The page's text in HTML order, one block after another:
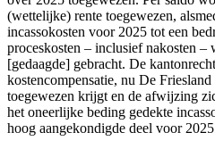
(wettelijke) rente toegewezen,
incassokosten voor 2025 tot een
proceskosten – inclusief nakosten –
[gedaagde] gebracht. De
kostencompensatie, nu De
toegewezen krijgt en de afwijzing
het oneerlijke beding gedekte
hoog aangekondigde deel voor